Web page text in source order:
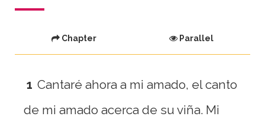
Chapter Parallel
1 Cantaré ahora a mi amado, el canto
de mi amado acerca de su viña. Mi